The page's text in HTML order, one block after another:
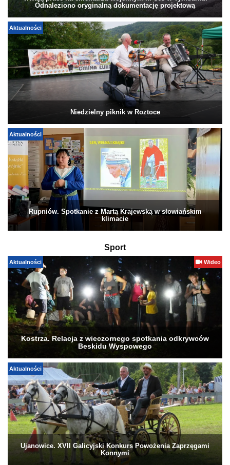
Odnaleziono oryginalną dokumentację projektową
Aktualności
Niedzielny piknik w Roztoce
Aktualności
Rupniów. Spotkanie z Martą Krajewską w słowiańskim
klimacie
Sport
Aktualności Wideo
Kostrza. Relacja z wieczornego spotkania odkrywców
Beskidu Wyspowego
Aktualności
Ujanowice. XVII Galicyjski Konkurs Powożenia Zaprzęgami
Konnymi